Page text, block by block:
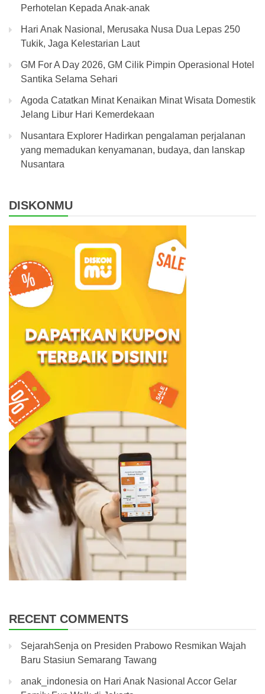
Perhotelan Kepada Anak-anak
Hari Anak Nasional, Merusaka Nusa Dua Lepas 250
Tukik, Jaga Kelestarian Laut
GM For A Day 2026, GM Cilik Pimpin Operasional Hotel
Santika Selama Sehari
Agoda Catatkan Minat Kenaikan Minat Wisata Domestik
Jelang Libur Hari Kemerdekaan
Nusantara Explorer Hadirkan pengalaman perjalanan
yang memadukan kenyamanan, budaya, dan lanskap
Nusantara
DISKONMU
RECENT COMMENTS
SejarahSenja on Presiden Prabowo Resmikan Wajah
Baru Stasiun Semarang Tawang
anak_indonesia on Hari Anak Nasional Accor Gelar